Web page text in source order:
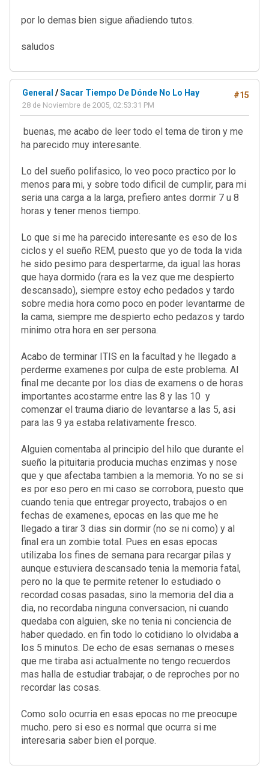
por lo demas bien sigue añadiendo tutos.
saludos
#15
General /Sacar Tiempo De Dónde No Lo Hay
28 de Noviembre de 2005, 02:53:31 PM
buenas, me acabo de leer todo el tema de tiron y me
ha parecido muy interesante.
Lo del sueño polifasico, lo veo poco practico por lo
menos para mi, y sobre todo dificil de cumplir, para mi
seria una carga a la larga, prefiero antes dormir 7 u 8
horas y tener menos tiempo.
Lo que si me ha parecido interesante es eso de los
ciclos y el sueño REM, puesto que yo de toda la vida
he sido pesimo para despertarme, da igual las horas
que haya dormido (rara es la vez que me despierto
descansado), siempre estoy echo pedados y tardo
sobre media hora como poco en poder levantarme de
la cama, siempre me despierto echo pedazos y tardo
minimo otra hora en ser persona.
Acabo de terminar ITIS en la facultad y he llegado a
perderme examenes por culpa de este problema. Al
final me decante por los dias de examens o de horas
importantes acostarme entre las 8 y las 10 y
comenzar el trauma diario de levantarse a las 5, asi
para las 9 ya estaba relativamente fresco.
Alguien comentaba al principio del hilo que durante el
sueño la pituitaria producia muchas enzimas y nose
que y que afectaba tambien a la memoria. Yo no se si
es por eso pero en mi caso se corrobora, puesto que
cuando tenia que entregar proyecto, trabajos o en
fechas de examenes, epocas en las que me he
llegado a tirar 3 dias sin dormir (no se ni como) y al
final era un zombie total. Pues en esas epocas
utilizaba los fines de semana para recargar pilas y
aunque estuviera descansado tenia la memoria fatal,
pero no la que te permite retener lo estudiado o
recordad cosas pasadas, sino la memoria del dia a
dia, no recordaba ninguna conversacion, ni cuando
quedaba con alguien, ske no tenia ni conciencia de
haber quedado. en fin todo lo cotidiano lo olvidaba a
los 5 minutos. De echo de esas semanas o meses
que me tiraba asi actualmente no tengo recuerdos
mas halla de estudiar trabajar, o de reproches por no
recordar las cosas.
Como solo ocurria en esas epocas no me preocupe
mucho. pero si eso es normal que ocurra si me
interesaria saber bien el porque.